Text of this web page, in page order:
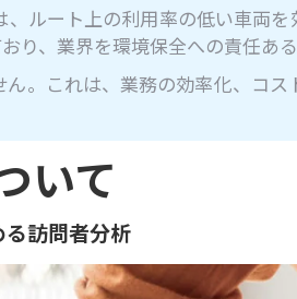
ルート上の利用率の低い車両
、業界を環境保全への責任あ
。これは、業務の効率化、コ
いて
訪問者分析